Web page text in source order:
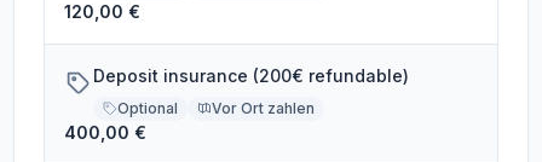
120,00 €
Deposit insurance (200€ refundable)
Optional Vor Ort zahlen
400,00 €